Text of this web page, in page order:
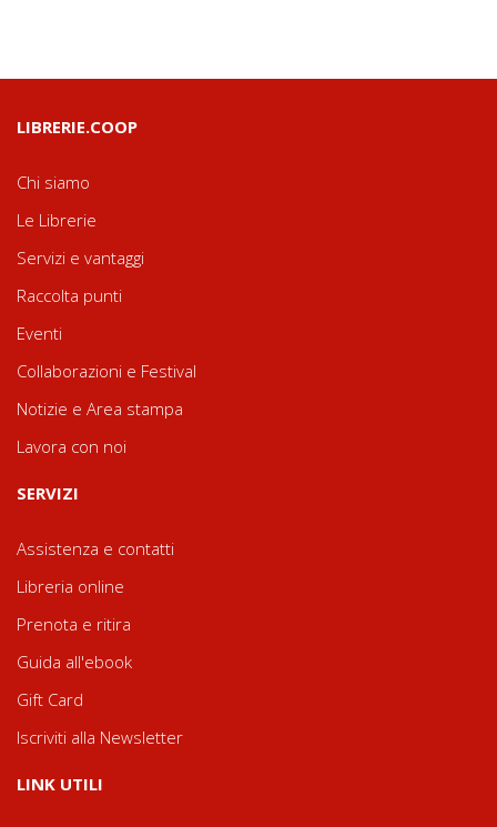
LIBRERIE.COOP
Chi siamo
Le Librerie
Servizi e vantaggi
Raccolta punti
Eventi
Collaborazioni e Festival
Notizie e Area stampa
Lavora con noi
SERVIZI
Assistenza e contatti
Libreria online
Prenota e ritira
Guida all'ebook
Gift Card
Iscriviti alla Newsletter
LINK UTILI